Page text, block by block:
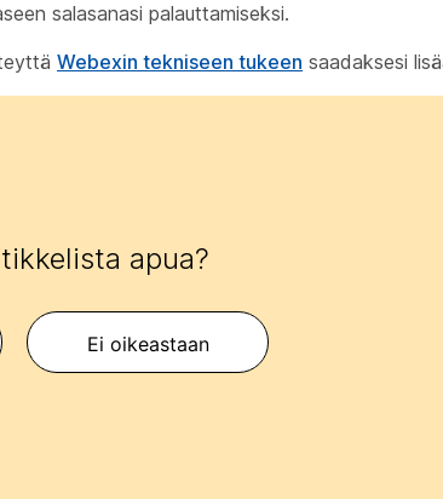
salasanasi palauttamiseksi.
Webexin tekniseen tukeen saadaksesi
apua?
Ei oikeastaan